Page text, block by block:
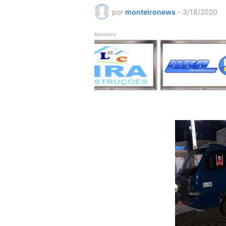
por monteironews - 3/18/2020
Monteiro